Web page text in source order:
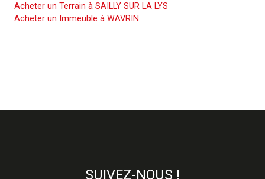
Acheter un Terrain à SAILLY SUR LA LYS
Acheter un Immeuble à WAVRIN
SUIVEZ-NOUS !